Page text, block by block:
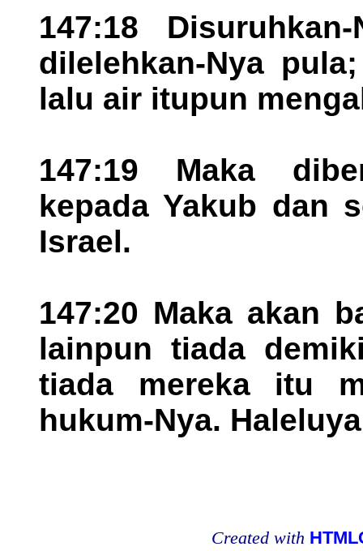
147:18
dilelehkan-Nya
lalu air itupun
147:19 Maka
kepada Yakub dan
Israel.
147:20 Maka akan
lainpun tiada
tiada mereka itu
hukum-Nya.
Created with